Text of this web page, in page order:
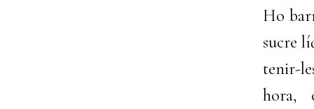
Ho
sucre
tenir-
hora,